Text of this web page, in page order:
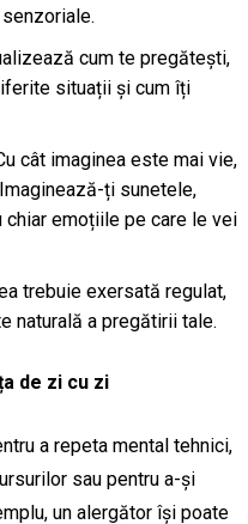
cum te pregătești,
situații și cum îți
cât imaginea este mai vie,
ți sunetele,
emoțiile pe care le vei
trebuie exersată regulat,
naturală a pregătirii tale.
de zi cu zi
a repeta mental tehnici,
sau pentru a-și
un alergător își poate